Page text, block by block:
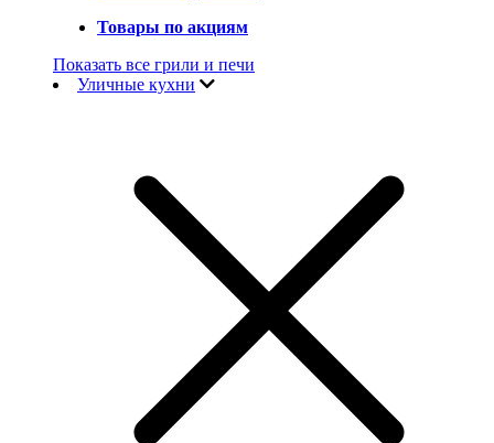
Товары по акциям
Показать все грили и печи
Уличные кухни